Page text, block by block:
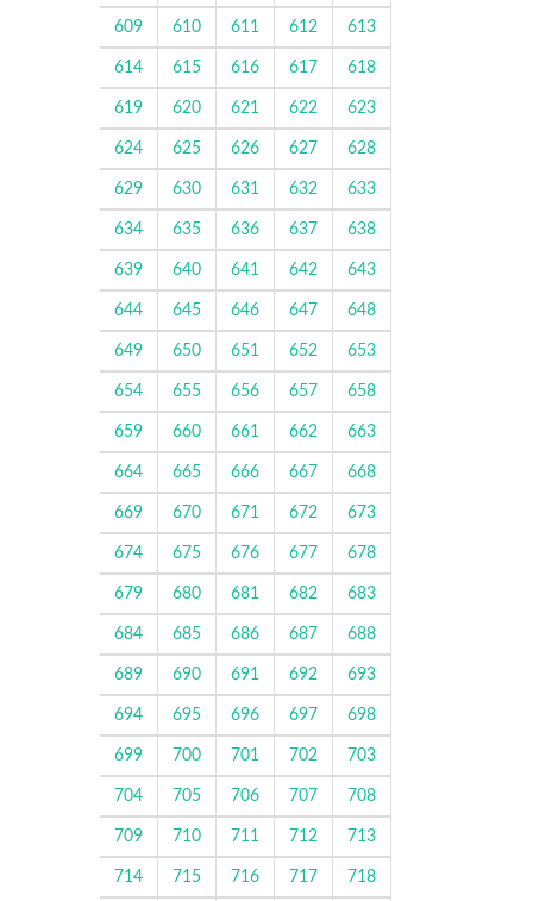
609 610 611 612 613
614 615 616 617 618
619 620 621 622 623
624 625 626 627 628
629 630 631 632 633
634 635 636 637 638
639 640 641 642 643
644 645 646 647 648
649 650 651 652 653
654 655 656 657 658
659 660 661 662 663
664 665 666 667 668
669 670 671 672 673
674 675 676 677 678
679 680 681 682 683
684 685 686 687 688
689 690 691 692 693
694 695 696 697 698
699 700 701 702 703
704 705 706 707 708
709 710 711 712 713
714 715 716 717 718